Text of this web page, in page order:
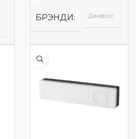
БРЭНДИ Данфосс